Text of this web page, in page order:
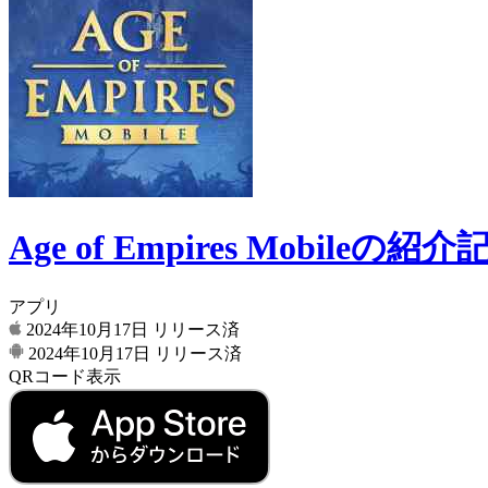
Age of Empires Mobileの紹介
アプリ
2024年10月17日
リリース済
2024年10月17日
リリース済
QRコード表示